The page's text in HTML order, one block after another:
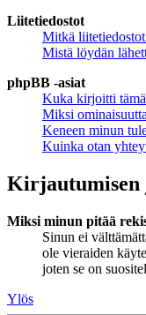
Liitetiedostot
Mitkä
Mistä löydän
phpBB -asiat
Kuka kirjoitti
Miksi
Keneen minun
Kuinka otan
Kirjautumisen
Miksi minun pitää
Sinun ei
ole vieraiden
joten se on
Ylös